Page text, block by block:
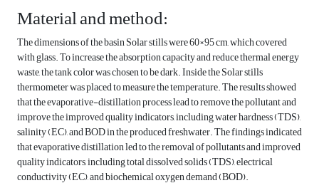
Material and method:
The dimensions of the basin Solar stills were 60×95 cm, which covered
with glass. To increase the absorption capacity and reduce thermal energy
waste, the tank color was chosen to be dark. Inside the Solar stills
thermometer was placed to measure the temperature. The results showed
that the evaporative-distillation process lead to remove the pollutant and
improve the improved quality indicators, including water hardness (TDS),
salinity (EC), and BOD in the produced freshwater. The findings indicated
that evaporative distillation led to the removal of pollutants and improved
quality indicators, including total dissolved solids (TDS), electrical
conductivity (EC), and biochemical oxygen demand (BOD).